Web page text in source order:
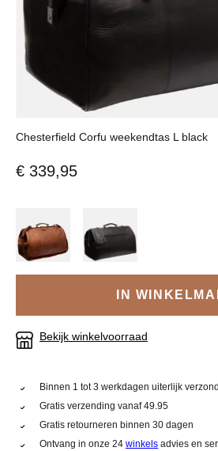
Chesterfield Corfu weekendtas L black
€ 339,95
IN
Bekijk winkelvoorraad
Binnen 1 tot 3 werkdagen uiterlijk
Gratis verzending vanaf 49.95
Gratis retourneren binnen 30 dagen
Ontvang in onze 24winkels advies en